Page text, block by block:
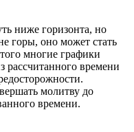
ниже горизонта, но
горы, оно может стать
многие графики
времени
молитву до
времени.